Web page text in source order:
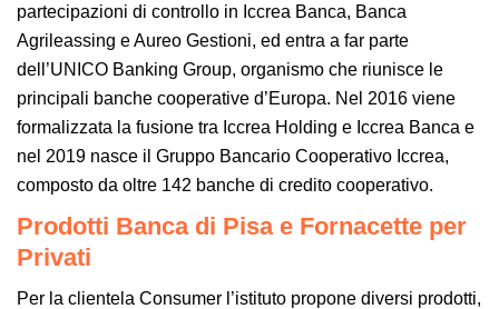
partecipazioni di controllo in Iccrea Banca, Banca
Agrileassing e Aureo Gestioni, ed entra a far parte
dell’UNICO Banking Group, organismo che riunisce le
principali banche cooperative d’Europa. Nel 2016 viene
formalizzata la fusione tra Iccrea Holding e Iccrea Banca e
nel 2019 nasce il Gruppo Bancario Cooperativo Iccrea,
composto da oltre 142 banche di credito cooperativo.
Prodotti Banca di Pisa e Fornacette per
Privati
Per la clientela Consumer l’istituto propone diversi prodotti,